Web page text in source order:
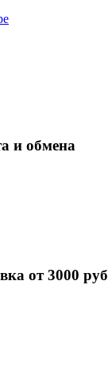
и обмена
от 3000 руб